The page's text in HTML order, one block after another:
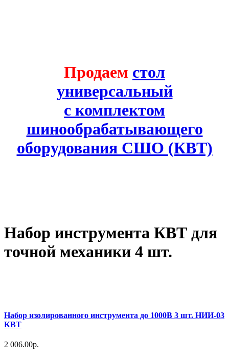
Продаем стол
универсальный
с комплектом
шинообрабатывающего
оборудования СШО (КВТ)
Набор инструмента КВТ для
точной механики 4 шт.
Набор изолированного инструмента до 1000В 3 шт. НИИ-03
КВТ
2 006.00р.